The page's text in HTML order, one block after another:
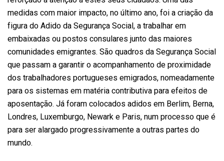
medidas com maior impacto, no último ano, foi a criação da
figura do Adido da Segurança Social, a trabalhar em
embaixadas ou postos consulares junto das maiores
comunidades emigrantes. São quadros da Segurança Social
que passam a garantir o acompanhamento de proximidade
dos trabalhadores portugueses emigrados, nomeadamente
para os sistemas em matéria contributiva para efeitos de
aposentação. Já foram colocados adidos em Berlim, Berna,
Londres, Luxemburgo, Newark e Paris, num processo que é
para ser alargado progressivamente a outras partes do
mundo.